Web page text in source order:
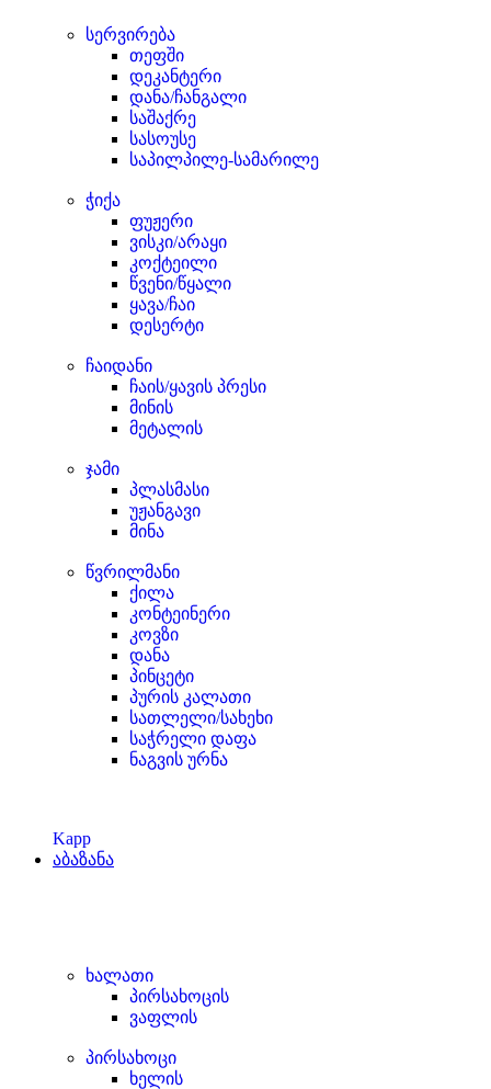
სერვირება
თეფში
დეკანტერი
დანა/ჩანგალი
საშაქრე
სასოუსე
საპილპილე-სამარილე
ჭიქა
ფუჟერი
ვისკი/არაყი
კოქტეილი
წვენი/წყალი
ყავა/ჩაი
დესერტი
ჩაიდანი
ჩაის/ყავის პრესი
მინის
მეტალის
ჯამი
პლასმასი
უჟანგავი
მინა
წვრილმანი
ქილა
კონტეინერი
კოვზი
დანა
პინცეტი
პურის კალათი
სათლელი/სახეხი
საჭრელი დაფა
ნაგვის ურნა
Kapp
აბაზანა
ხალათი
პირსახოცის
ვაფლის
პირსახოცი
ხელის